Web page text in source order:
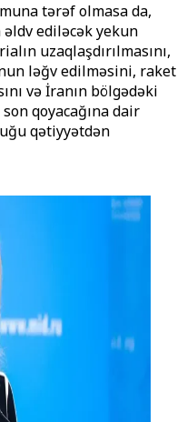
tərəf olmasa da,
əldv ediləcək yekun
uzaqlaşdırılmasını,
ləğv edilməsini, raket
və İranın bölgədəki
qoyacağına dair
qətiyyətdən